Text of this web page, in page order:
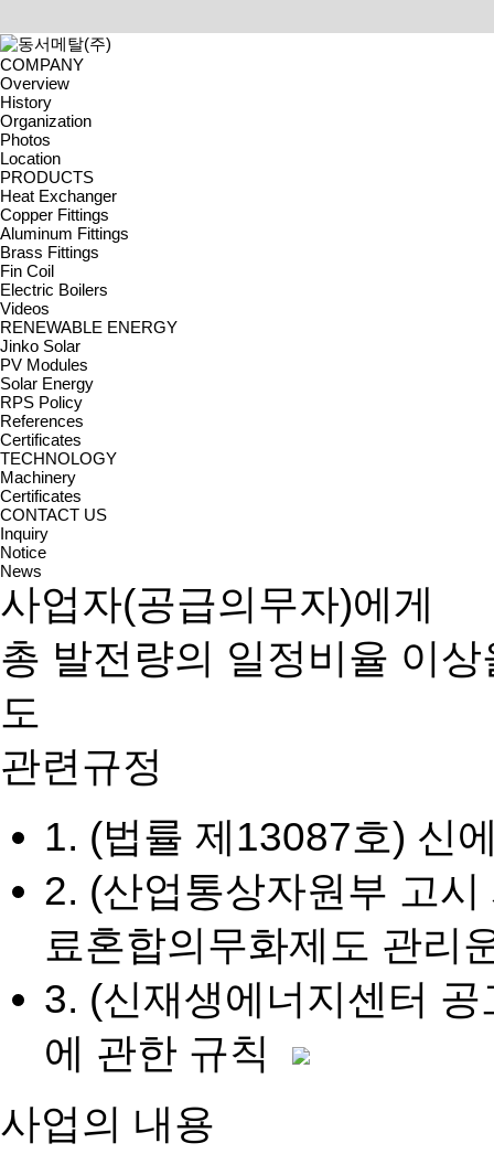
COMPANY
Overview
History
Organization
Photos
Location
PRODUCTS
Heat Exchanger
Copper Fittings
Aluminum Fittings
Brass Fittings
Fin Coil
Electric Boilers
Videos
RENEWABLE ENERGY
Jinko Solar
PV Modules
Solar Energy
RPS Policy
References
Certificates
TECHNOLOGY
Machinery
Certificates
CONTACT US
Inquiry
Notice
News
HOME > RENEWABLE
SOLAR ENERGY
DONGSEOMETAL Co.,
JINKO SOLAR
RPS Policy
RPS Policy
신·재생에너지 공급의무화
추진목적
일정규모(500MW) 이상의
사업자(공급의무자)에게
총 발전량의 일정비율 이
도
관련규정
1. (법률 제13087호) 신
2. (산업통상자원부 고
료혼합의무화제도 관리
3. (신재생에너지센터
에 관한 규칙
사업의 내용